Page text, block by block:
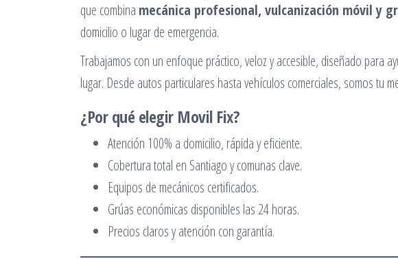
que combina mecánica profesional, vulcanización móvil y
domicilio o lugar de emergencia.
Trabajamos con un enfoque práctico, veloz y accesible, diseñado para
lugar. Desde autos particulares hasta vehículos comerciales, somos tu
¿Por qué elegir Movil Fix?
Atención 100% a domicilio, rápida y eficiente.
Cobertura total en Santiago y comunas clave.
Equipos de mecánicos certificados.
Grúas económicas disponibles las 24 horas.
Precios claros y atención con garantía.